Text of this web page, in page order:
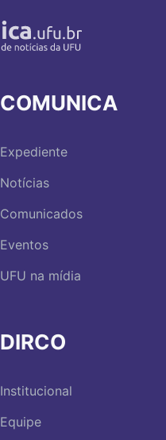
COMUNICA
Expediente
Notícias
Comunicados
Eventos
UFU na mídia
DIRCO
Institucional
Equipe